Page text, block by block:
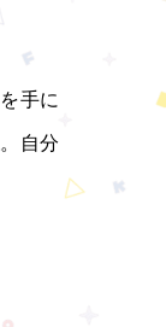
手に
自分